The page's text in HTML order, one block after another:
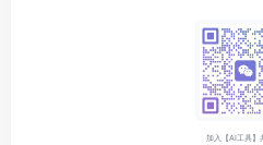
加入【AI工具】